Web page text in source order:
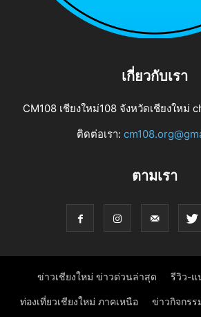
เกี่ยวกับเรา
CM108 เชียงใหม่108 จังหวัดเชียงใหม่
ติดต่อเรา:
ตามเรา
ข่าวเชียงใหม่ ข่าวด่วนล่าสุด รีวิว-แ
ท่องเที่ยวเชียงใหม่ ภาคเหนือ ข่าวกิจกรร